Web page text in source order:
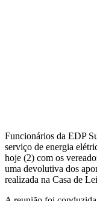
Funcionários da EDP
serviço de energia
hoje (2) com os
uma devolutiva dos
realizada na Casa de